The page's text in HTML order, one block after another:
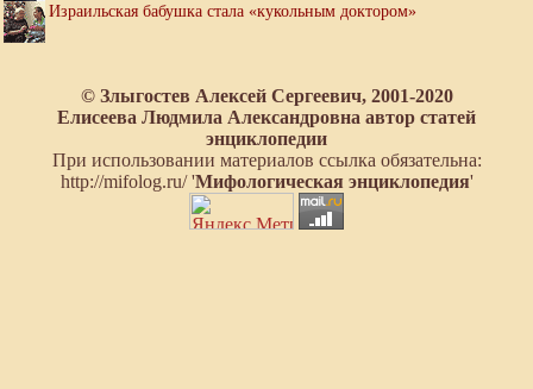
Израильская бабушка стала «кукольным доктором»
© Злыгостев Алексей Сергеевич, 2001-2020
Елисеева Людмила Александровна автор статей
энциклопедии
При использовании материалов ссылка обязательна:
http://mifolog.ru/ 'Мифологическая энциклопедия'